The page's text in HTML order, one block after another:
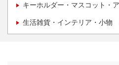
キーホルダー・マスコット・
生活雑貨・インテリア・小物